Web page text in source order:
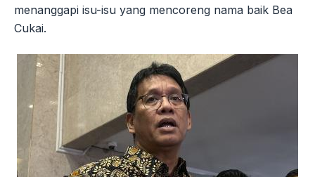
menanggapi isu-isu yang mencoreng nama baik Bea
Cukai.